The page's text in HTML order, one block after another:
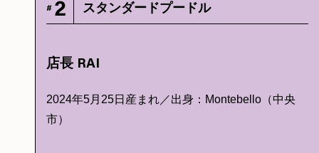
# 2 スタンダードプードル
店長 RAI
2024年5月25日産まれ／出身：Montebello（中央
市）